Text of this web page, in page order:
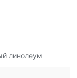
линолеум